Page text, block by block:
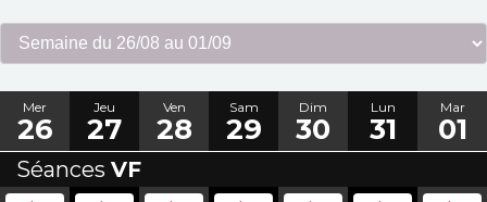
Mer
26
Jeu
27
Ven
28
Sam
29
Dim
30
Lun
31
Mar
01
Séances VF